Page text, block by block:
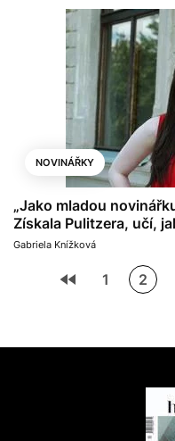
NOVINÁŘKY
„Jako mladou
Získala Pulitzera, učí,
Gabriela Knížková
1 2